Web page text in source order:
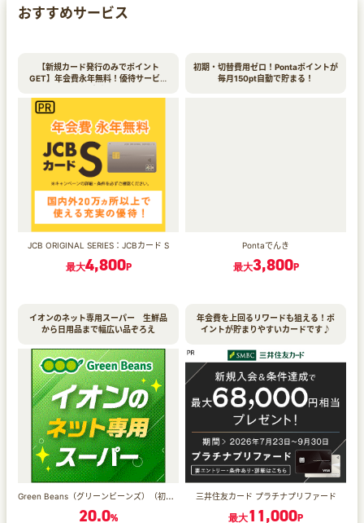
おすすめサービス
【新規カード発行のみでポイント
GET】年会費永年無料！優待サービス
JCB ORIGINAL SERIES：JCBカード S
最大4,800P
初期・切替費用ゼロ！Pontaポイントが
毎月150pt自動で貯まる！
Pontaでんき
最大3,800P
イオンのネット専用スーパー 生鮮品
から日用品まで幅広い品ぞろえ
Green Beans（グリーンビーンズ）（初回利用者向け）
20.0%
年会費を上回るリワードも狙える！ポ
イントが貯まりやすいカードです♪
三井住友カード プラチナプリファード
最大11,000P